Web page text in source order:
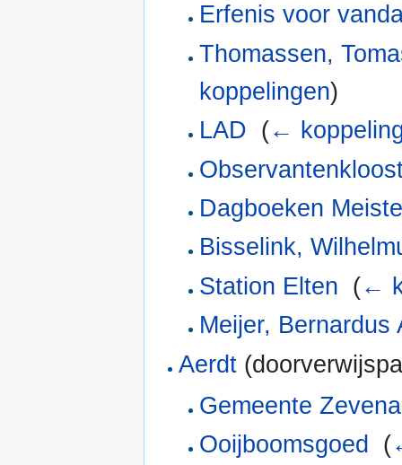
Erfenis voor
Thomassen,
koppelingen)
LAD (←
Dagboeken
Bisselink,
Station Elten (←
Meijer, Bernardus
Aerdt
Gemeente
Ooijboomsgoed
(